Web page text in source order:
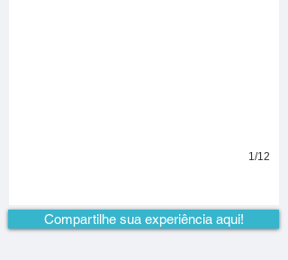
1/12
Compartilhe sua experiência aqui!